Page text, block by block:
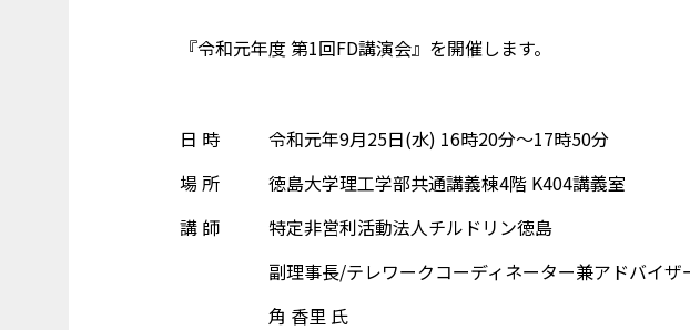
『令和元年度 第1回FD講演会』を開催します。
日 時
令和元年9月25日(水) 16時20分～17時50分
場 所
徳島大学理工学部共通講義棟4階 K404講義室
講 師
特定非営利活動法人チルドリン徳島
副理事長/テレワークコーディネーター兼アドバイザ
角 香里 氏